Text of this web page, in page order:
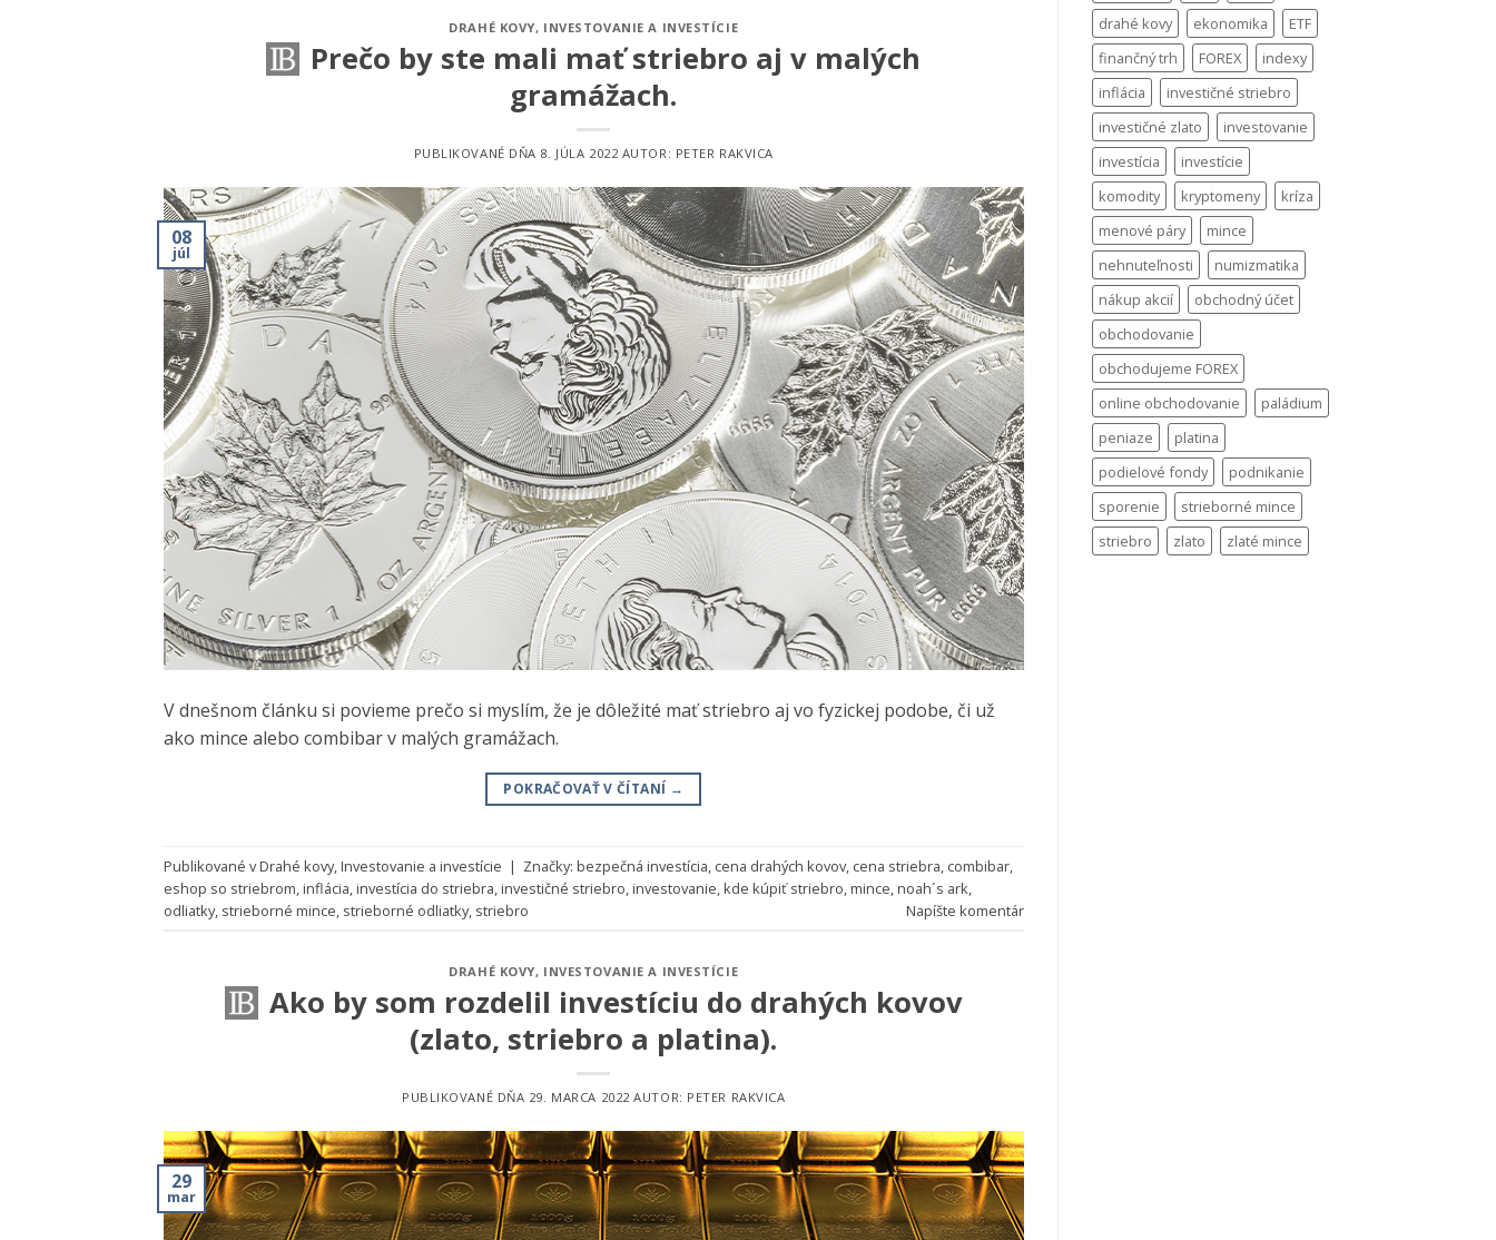
DRAHÉ KOVY, INVESTOVANIE A INVESTÍCIE
Prečo by ste mali mať striebro aj v malých
gramážach.
PUBLIKOVANÉ DŇA 8. JÚLA 2022 AUTOR: PETER RAKVICA
08
júl
V dnešnom článku si povieme prečo si myslím, že je dôležité mať striebro aj vo fyzickej podobe, či už
ako mince alebo combibar v malých gramážach.
POKRAČOVAŤ V ČÍTANÍ →
Publikované vDrahé kovy,Investovanie a investície | Značky: bezpečná investícia, cena drahých kovov, cena striebra, combibar,
eshop so striebrom,inflácia,investícia do striebra,investičné striebro,investovanie,kde kúpiť striebro,mince,noah´s ark,
odliatky, strieborné mince, strieborné odliatky, striebro Napíšte komentár
DRAHÉ KOVY, INVESTOVANIE A INVESTÍCIE
Ako by som rozdelil investíciu do drahých kovov
(zlato, striebro a platina).
PUBLIKOVANÉ DŇA 29. MARCA 2022 AUTOR: PETER RAKVICA
29
mar
drahé kovy
ekonomika
ETF
finančný trh
FOREX
indexy
inflácia
investičné striebro
investičné zlato
investovanie
investícia
investície
komodity
kryptomeny
kríza
menové páry
mince
nehnuteľnosti
numizmatika
nákup akcií
obchodný účet
obchodovanie
obchodujeme FOREX
online obchodovanie
paládium
peniaze
platina
podielové fondy
podnikanie
sporenie
strieborné mince
striebro
zlato zlaté mince